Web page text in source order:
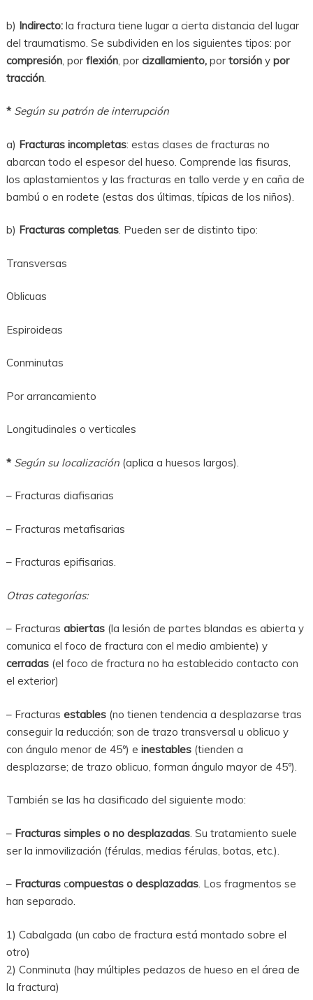
b) Indirecto:la fractura tiene lugar a cierta distancia del lugar
del traumatismo. Se subdividen en los siguientes tipos: por
compresión, por flexión, por cizallamiento,por torsión y por
tracción.
* Según su patrón de interrupción
a) Fracturas incompletas: estas clases de fracturas no
abarcan todo el espesor del hueso. Comprende las fisuras,
los aplastamientos y las fracturas en tallo verde y en caña de
bambú o en rodete (estas dos últimas, típicas de los niños).
b) Fracturas completas. Pueden ser de distinto tipo:
Transversas
Oblicuas
Espiroideas
Conminutas
Por arrancamiento
Longitudinales o verticales
* Según su localización (aplica a huesos largos).
– Fracturas diafisarias
– Fracturas metafisarias
– Fracturas epifisarias.
Otras categorías:
– Fracturas abiertas(la lesión de partes blandas es abierta y
comunica el foco de fractura con el medio ambiente) y
cerradas (el foco de fractura no ha establecido contacto con
el exterior)
– Fracturas estables(no tienen tendencia a desplazarse tras
conseguir la reducción; son de trazo transversal u oblicuo y
con ángulo menor de 45º) e inestables(tienden a
desplazarse; de trazo oblicuo, forman ángulo mayor de 45º).
También se las ha clasificado del siguiente modo:
– Fracturas simples o no desplazadas. Su tratamiento suele
ser la inmovilización (férulas, medias férulas, botas, etc.).
– Fracturas compuestas o desplazadas. Los fragmentos se
han separado.
1) Cabalgada (un cabo de fractura está montado sobre el
otro)
2) Conminuta (hay múltiples pedazos de hueso en el área de
la fractura)